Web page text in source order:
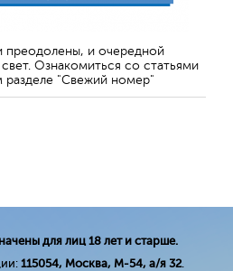
преодолены, и очередной
Ознакомиться со статьями
"Свежий номер"
для лиц 18 лет и старше.
115054, Москва, М-54, а/я 32.